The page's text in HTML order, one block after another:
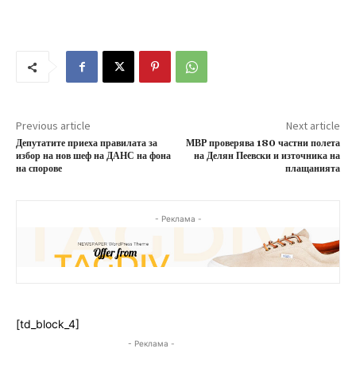
Previous article
Депутатите приеха правилата за
избор на нов шеф на ДАНС на фона
на спорове
Next article
МВР проверява 180 частни полета
на Делян Пеевски и източника на
плащанията
- Реклама -
[td_block_4]
- Реклама -